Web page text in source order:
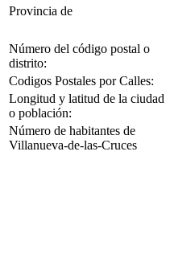
Provincia de
Número del código postal o
distrito:
Codigos Postales por Calles:
Longitud y latitud de la ciudad
o población:
Número de habitantes de
Villanueva-de-las-Cruces